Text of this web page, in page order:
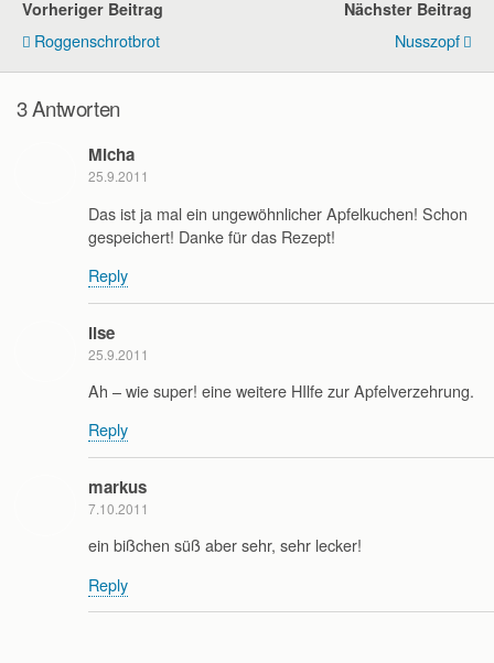
Vorheriger Beitrag
Roggenschrotbrot
Nächster Beitrag
Nusszopf
3 Antworten
Micha
25.9.2011
Das ist ja mal ein ungewöhnlicher Apfelkuchen! Schon
gespeichert! Danke für das Rezept!
Reply
ilse
25.9.2011
Ah – wie super! eine weitere HIlfe zur Apfelverzehrung.
Reply
markus
7.10.2011
ein bißchen süß aber sehr, sehr lecker!
Reply